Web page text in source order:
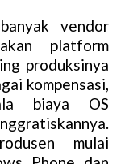
vendor
platform
produksinya
kompensasi,
biaya OS
mulai